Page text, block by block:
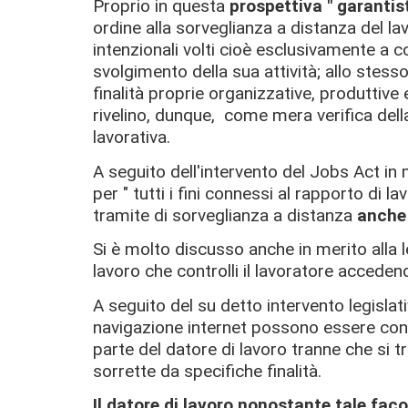
Proprio in questa prospettiva "
ordine alla sorveglianza a distanza del
intenzionali volti cioè esclusivamente a
svolgimento della sua attività; allo
finalità proprie organizzative,
rivelino, dunque, come mera verifica
lavorativa.
A seguito dell'intervento del Jobs Act in
per " tutti i fini connessi al rapporto di
tramite di sorveglianza a distanza
Si è molto discusso anche in merito
lavoro che controlli il lavoratore
A seguito del su detto intervento
navigazione internet possono essere
parte del datore di lavoro tranne che si
sorrette da specifiche finalità.